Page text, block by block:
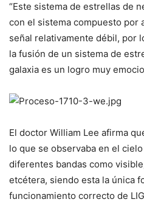
“Este sistema de estrellas de
con el sistema compuesto por
señal relativamente débil, por
la fusión de un sistema de
galaxia es un logro muy
El doctor William Lee afirma
lo que se observaba en el
diferentes bandas como
etcétera, siendo esta la única
funcionamiento correcto de